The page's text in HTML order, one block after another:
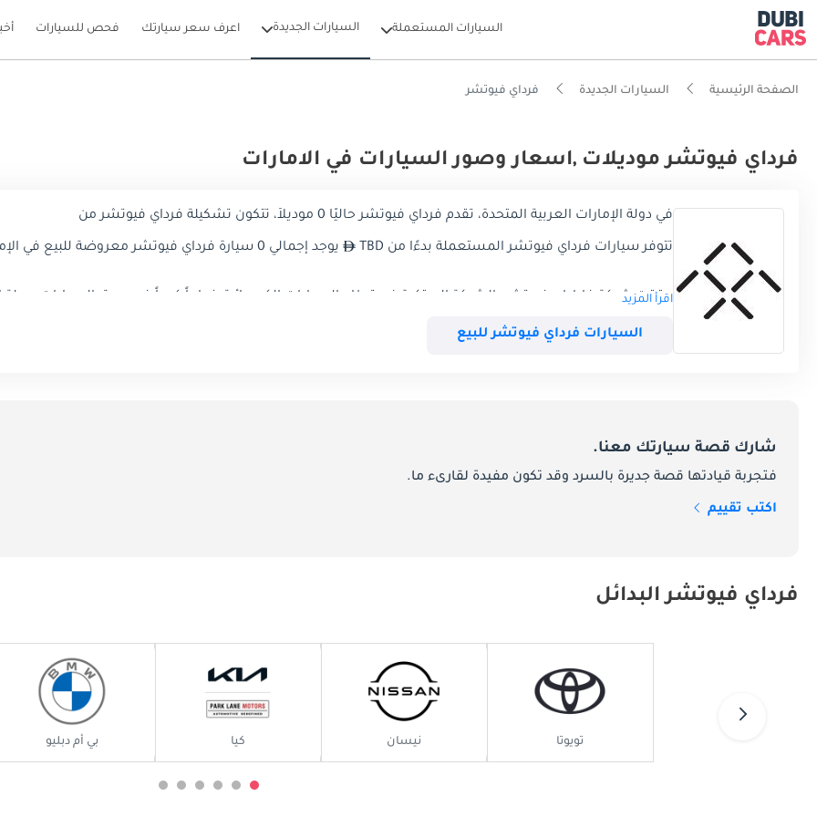
السيارات المستعملة السيارات الجديدة اعرف سعر سيارتك فحص للسيارات
الصفحة الرئيسية السيارات الجديدة فرداي فيوتشر
فرداي فيوتشر موديلات ,اسعار وصور السيارات في الامارات
في دولة الإمارات العربية المتحدة، تقدم فرداي فيوتشر حاليًا 0 موديلاً، تتكون تشكيلة فرداي فيوتشر من
تتوفر سيارات فرداي فيوتشر المستعملة بدءًا من TBD يوجد إجمالي 0 سيارة فرداي فيوتشر معروضة للبيع في الإمارات العربية المتحدة على دوبي كارز
حققت شركة فاراداي فيوتشر، الشركة المبتكرة في قطاع السيارات الكهربائية، نجاحاً كبيراً في سوق السيارات
خلال التكنولوجيا المتطورة والممارسات المستدامة والتصميم البصري.
تأسست شركة فاراداي فيوتشر بهدف طموح يتمثل في إعادة تعريف تجربة السيارات من خلال التنقل الكهربائي
المركبات التي لا تتجاوز حدود المحركات الكهربائية فحسب، بل تدمج أيضًا أحدث ما في الأتمتة والاتصال والتصميم
في سنواتها الأولى، اكتسبت شركة فاراداي فيوتشر اهتمامًا سريعًا في عالم السيارات بسبب نهجها المبتكر في
والتطوير، مما أدى إلى ظهور مفاهيم رائدة للسيارات تتحدى معايير السيارات التقليدية. أدى هذا التركيز على
واليوم، أسست فاراداي فيوتشر حضوراً ملحوظاً في سوق السيارات في دولة الإمارات العربية المتحدة، وهي منطقة
وفي دولة الإمارات العربية المتحدة، يمكن أن يعزى نجاح فاراداي فيوتشر إلى قدرتها على تلبية المتطلبات
إنها مجهزة أيضًا بتكنولوجيا متطورة ووسائل راحة فاخرة، مما يجعلها جذابة للمستهلكين المهتمين بالتكنولوجيا
ذلك، فإن تركيز فاراداي فيوتشر على خلق تجربة ملكية فريدة من نوعها، مع التركيز على التكامل الرقمي وتجربة
النماذج الشعبية تقود حضور فاراداي فيوتشر
تشكيلة فاراداي فيوتشر في الإمارات العربية المتحدة، رغم محدوديتها، تتميز بالابتكار والفخامة. تشمل أبرز نماذج
اقرأ المزيد
السيارات فرداي فيوتشر للبيع
شارك قصة سيارتك معنا.
فتجربة قيادتها قصة جديرة بالسرد وقد تكون مفيدة لقارىء ما.
اكتب تقييم
فرداي فيوتشر البدائل
تويوتا نيسان كيا بي أم دبليو